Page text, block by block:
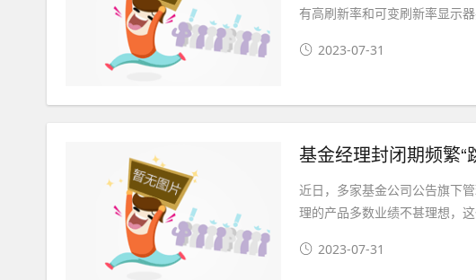
有高刷新率和可变刷新率显示
2023-07-31
基金经理封闭期频繁“
近日，多家基金公司公告旗下
理的产品多数业绩不甚理想，
2023-07-31